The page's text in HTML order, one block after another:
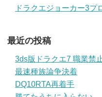
ドラクエジョーカー3プ
最近の投稿
3ds版ドラクエ7 職業禁
最速種族論争決着
DQ10RTA再着手